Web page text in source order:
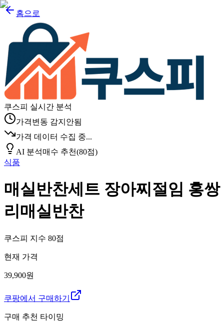
홈으로
쿠스피 실시간 분석
가격변동 감지안됨
가격 데이터 수집 중...
AI 분석매수 추천(80점)
식품
매실반찬세트 장아찌절임 홍쌍
리매실반찬
쿠스피 지수 80점
현재 가격
39,900원
쿠팡에서 구매하기
구매 추천 타이밍